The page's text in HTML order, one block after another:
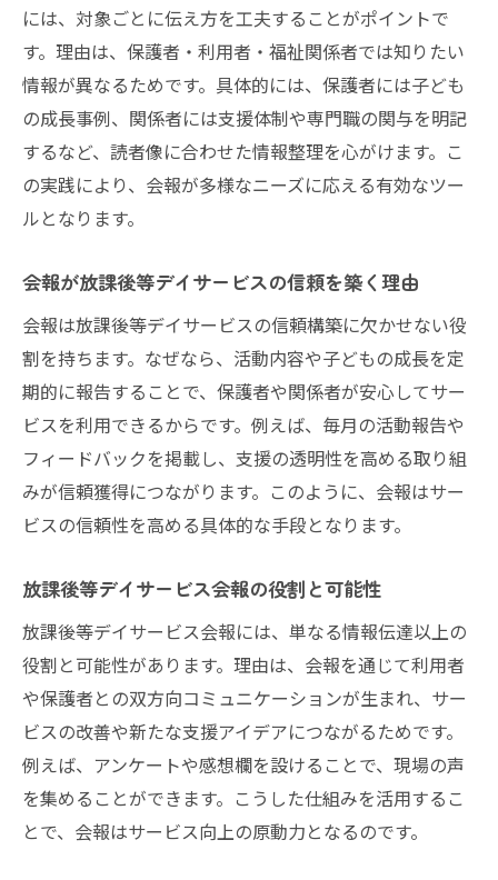
放課後等デイサービス活動の魅力を最大限
に発信
保護者に安心を届ける会報の工夫
放課後等デイサービス会報が保護者に与え
る安心感
保護者視点の放課後等デイサービス情報提
供術
放課後等デイサービス会報で信頼関係を深
保護者が知りたい放課後等デイサービス情
報の伝え方
放課後等デイサービス会報で安心をサポー
トする工夫
放課後等デイサービスと家庭をつなぐ会報
の役割
放課後等デイサービス行事予定の分かりや
すい整理法
見やすい放課後等デイサービス行事案内の
ポイント
放課後等デイサービス予定表作成のコツと
工夫
行事内容を放課後等デイサービス会報で魅
力的に伝える
には、対象ごとに伝え方を工夫することがポイントで
す。理由は、保護者・利用者・福祉関係者では知りたい
情報が異なるためです。具体的には、保護者には子ども
の成長事例、関係者には支援体制や専門職の関与を明記
するなど、読者像に合わせた情報整理を心がけます。こ
の実践により、会報が多様なニーズに応える有効なツー
ルとなります。
会報が放課後等デイサービスの信頼を築く理由
会報は放課後等デイサービスの信頼構築に欠かせない役
割を持ちます。なぜなら、活動内容や子どもの成長を定
期的に報告することで、保護者や関係者が安心してサー
ビスを利用できるからです。例えば、毎月の活動報告や
フィードバックを掲載し、支援の透明性を高める取り組
みが信頼獲得につながります。このように、会報はサー
ビスの信頼性を高める具体的な手段となります。
放課後等デイサービス会報の役割と可能性
放課後等デイサービス会報には、単なる情報伝達以上の
役割と可能性があります。理由は、会報を通じて利用者
や保護者との双方向コミュニケーションが生まれ、サー
ビスの改善や新たな支援アイデアにつながるためです。
例えば、アンケートや感想欄を設けることで、現場の声
を集めることができます。こうした仕組みを活用するこ
とで、会報はサービス向上の原動力となるのです。